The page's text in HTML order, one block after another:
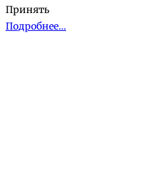
Принять
Подробнее…